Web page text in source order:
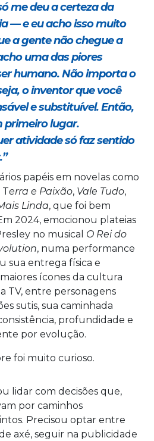
me deu a certeza da
— e eu acho isso muito
a gente não chegue a
uma das piores
humano. Não importa o
o inventor que você
e substituível. Então,
primeiro lugar.
atividade só faz sentido
papéis em novelas como
Terra e Paixão, Vale Tudo,
Linda, que foi bem
2024, emocionou plateias
no musical O Rei do
, numa performance
sua entrega física e
ícones da cultura
TV, entre personagens
sutis, sua caminhada
profundidade e
por evolução.
foi muito curioso.
lidar com decisões que,
por caminhos
Precisou optar entre
axé, seguir na publicidade